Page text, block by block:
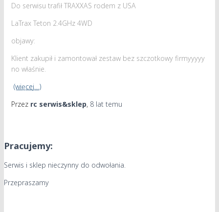
Do serwisu trafił TRAXXAS rodem z USA
LaTrax Teton 2.4GHz 4WD
objawy:
Klient zakupił i zamontował zestaw bez szczotkowy firmyyyyy
no właśnie.
(więcej…)
Przez rc serwis&sklep, 8 lat temu
Pracujemy:
Serwis i sklep nieczynny do odwołania.
Przepraszamy